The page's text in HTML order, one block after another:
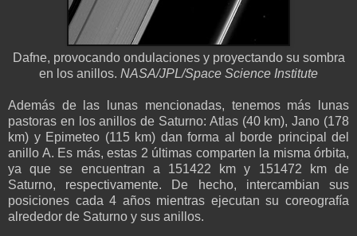
Dafne, provocando ondulaciones y proyectando su sombra
en los anillos. NASA/JPL/Space Science Institute
Además de las lunas mencionadas, tenemos más lunas
pastoras en los anillos de Saturno: Atlas (40 km), Jano (178
km) y Epimeteo (115 km) dan forma al borde principal del
anillo A. Es más, estas 2 últimas comparten la misma órbita,
ya que se encuentran a 151422 km y 151472 km de
Saturno, respectivamente. De hecho, intercambian sus
posiciones cada 4 años mientras ejecutan su coreografía
alrededor de Saturno y sus anillos.